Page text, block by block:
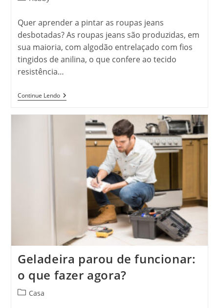
post:
Quer aprender a pintar as roupas jeans
desbotadas? As roupas jeans são produzidas, em
sua maioria, com algodão entrelaçado com fios
tingidos de anilina, o que confere ao tecido
resistência…
Continue LendoComo
Pintar
Desbotadas?
Geladeira parou de funcionar:
o que fazer agora?
Categoria
Casa